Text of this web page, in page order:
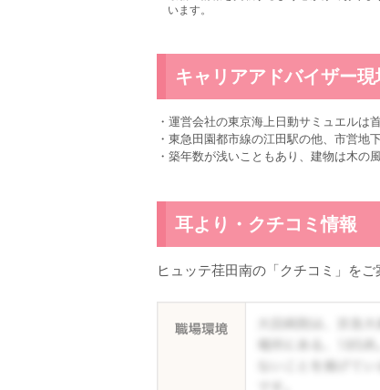
います。
キャリアアドバイザー現
・運営会社の東京海上日動サミュエルは
・東急田園都市線の江田駅の他、市営地
・築年数が浅いこともあり、建物は木の
耳より・クチコミ情報
ヒュッテ荏田南の「クチコミ」を